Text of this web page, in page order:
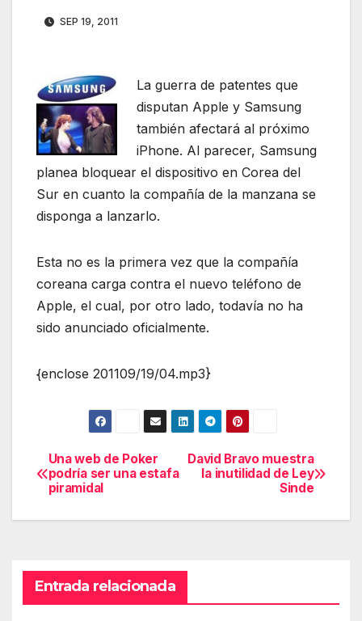
SEP 19, 2011
La guerra de patentes que
disputan Apple y Samsung
también afectará al próximo
iPhone. Al parecer, Samsung
planea bloquear el dispositivo en Corea del
Sur en cuanto la compañía de la manzana se
disponga a lanzarlo.
Esta no es la primera vez que la compañía
coreana carga contra el nuevo teléfono de
Apple, el cual, por otro lado, todavía no ha
sido anunciado oficialmente.
{enclose 201109/19/04.mp3}
Navegación
de
David Bravo muestra
la inutilidad de Ley
Sinde
Una web de Poker
podría ser una estafa
piramidal
Entrada relacionada